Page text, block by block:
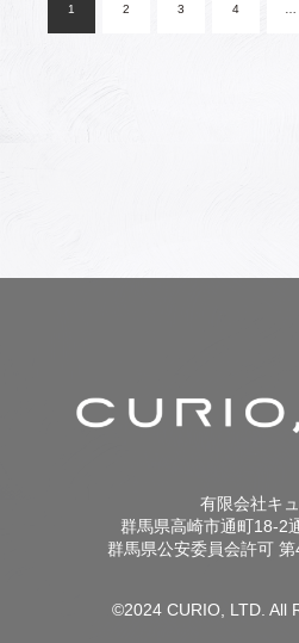
1 2 3 4
有限会社キ
群馬県高崎市通町18-2
群馬県公安委員会許可
©2024 CURIO, LTD. All